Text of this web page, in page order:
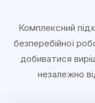
Комплексний
безперебійної
добиватися
незалежно